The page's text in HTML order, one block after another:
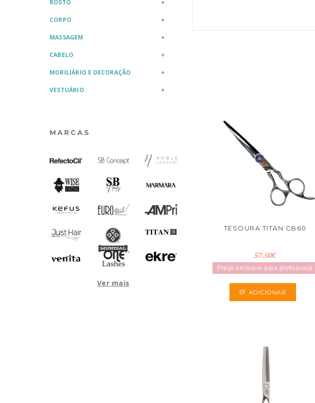
ROSTO
CORPO
MASSAGEM
CABELO
MOBILIÁRIO E DECORAÇÃO
VESTUÁRIO
MARCAS
Ver mais
TESOURA TITAN CB60
57.50€
Preço exclusivo para profissional
ADICIONAR